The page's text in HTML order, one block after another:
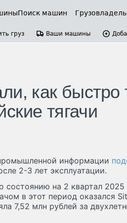
Поиск машин
груз Ваши машины
как
тягачи
информации
2-3 лет эксплуатации.
состоянию на 2 квартал
в этот период оказался
7,52 млн рублей за